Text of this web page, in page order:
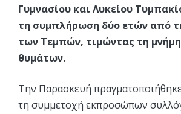
Γυμνασίου και Λυκείου
τη συμπλήρωση δύο ετών από
των Τεμπών, τιμώντας τη
θυμάτων.
Την Παρασκευή
τη συμμετοχή εκπροσώπων